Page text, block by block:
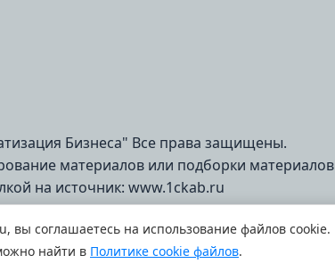
Бизнеса" Все права защищены.
материалов или подборки
на источник: www.1ckab.ru
, вы соглашаетесь на использование файлов cookie.
найти в Политике cookie файлов.